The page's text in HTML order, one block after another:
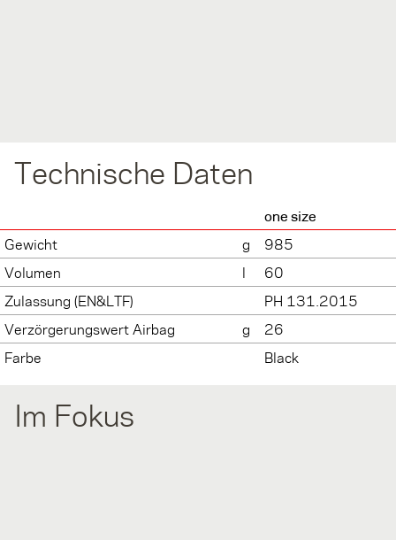
Technische Daten
one size
Gewicht
g
985
Volumen
l
60
Zulassung (EN&LTF)
PH 131.2015
Verzörgerungswert Airbag
g
26
Farbe
Black
Im Fokus